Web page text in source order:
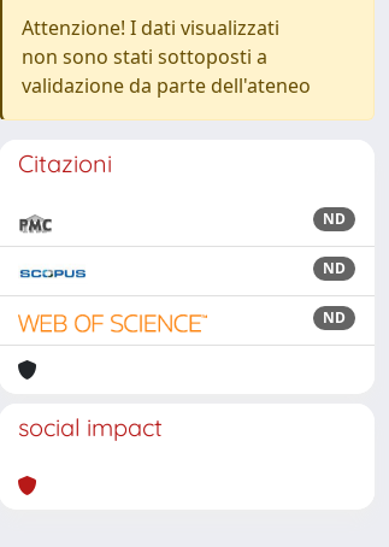
Attenzione! I dati visualizzati
non sono stati sottoposti a
validazione da parte dell'ateneo
Citazioni
ND
ND
ND
social impact